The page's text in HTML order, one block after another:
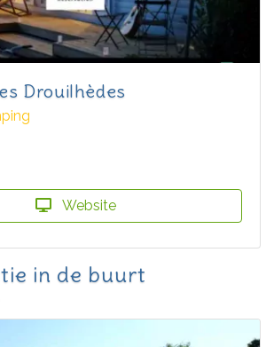
Drouilhèdes
Website
in de buurt